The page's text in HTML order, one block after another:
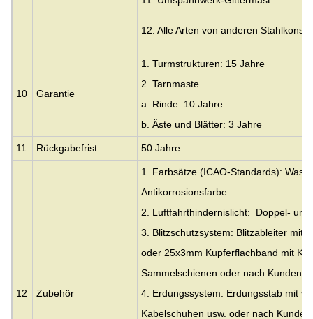
12. Alle Arten von anderen
10 Garantie
1. Turmstrukturen: 15 Jahre
2. Tarnmaste
a. Rinde: 10 Jahre
b. Äste und Blätter: 3 Jahre
11 Rückgabefrist 50 Jahre
12 Zubehör
1. Farbsätze (ICAO-Standards):
Antikorrosionsfarbe
2. Luftfahrthindernislicht: Doppel- und
3. Blitzschutzsystem: Blitzableiter mit
oder 25x3mm Kupferflachband mit
Sammelschienen oder nach
4. Erdungssystem: Erdungsstab mit
Kabelschuhen usw. oder nach